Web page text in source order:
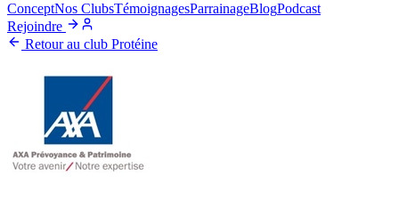
ConceptNos ClubsTémoignagesParrainageBlogPodcast
Rejoindre
Retour au club Protéine